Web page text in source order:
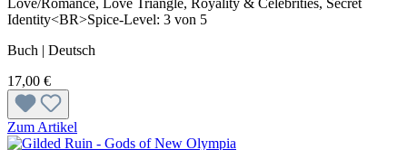
Identity<BR>Spice-Level: 3 von 5
Buch | Deutsch
17,00 €
Zum Artikel